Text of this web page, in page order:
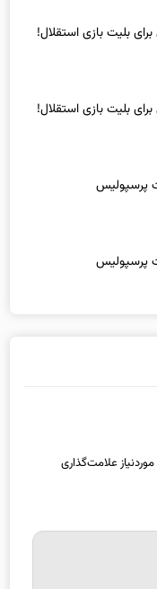
پرسپولیس
پرسپولیس
علامت‌گذاری